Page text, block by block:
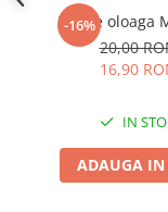
Fungicid
Insecticid
Tratamente repaus
Ingrasaminte plante
Ingrasaminte plante
-16%
Fasole oloaga
20,00
16,90
IN
ADAUGA IN